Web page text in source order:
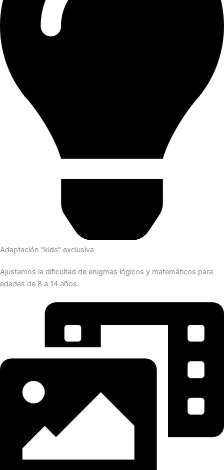
Adaptación "kids" exclusiva
Ajustamos la dificultad de enigmas lógicos y matemáticos para
edades de 8 a 14 años.